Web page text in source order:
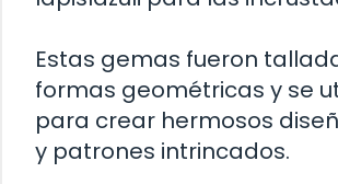
Estas gemas fueron
formas geométricas y se
para crear hermosos
y patrones intrincados.